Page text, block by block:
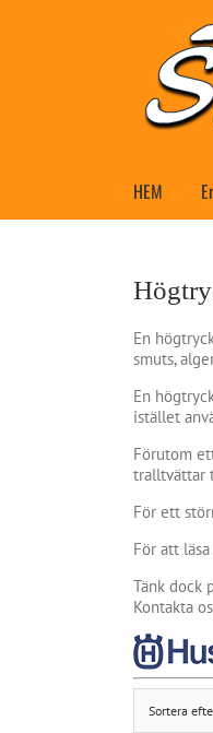
HEM
En
smuts,
En
istället
Förutom
tralltvättar
För ett
För att
Tänk dock
Kontakta
Sortera